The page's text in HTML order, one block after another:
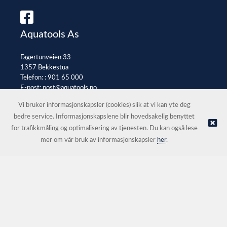
Aquatools As
Fagertunveien 33
1357 Bekkestua
Telefon: : 901 65 000
E-post:post@aquatools.no
© Aquatools As |Nettbutikk levert av Kréatif
Vi bruker informasjonskapsler (cookies) slik at vi kan yte deg
bedre service. Informasjonskapslene blir hovedsakelig benyttet
for trafikkmåling og optimalisering av tjenesten. Du kan også lese
mer om vår bruk av informasjonskapsler her.